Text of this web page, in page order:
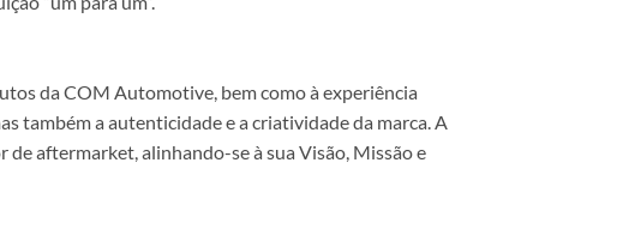
da COM Automotive, bem como à experiência
também a autenticidade e a criatividade da marca. A
aftermarket, alinhando-se à sua Visão, Missão e